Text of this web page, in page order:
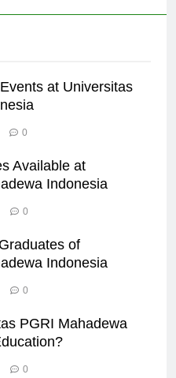
at Universitas
0
Available at
Indonesia
0
of
Indonesia
0
PGRI Mahadewa
0